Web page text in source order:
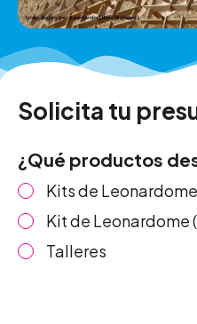
Solicita tu
¿Qué productos
Kits de
Kit de Leonardome
Talleres